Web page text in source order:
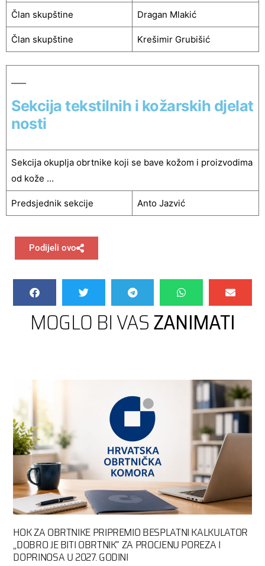
Član skupštine Dragan Mlakić
Član skupštine Krešimir Grubišić
Sekcija tekstilnih i kožarskih djelat
nosti
Sekcija okuplja obrtnike koji se bave kožom i proizvodima
od kože …
Predsjednik sekcije Anto Jazvić
Podijeli ovo
MOGLO BI VASZANIMATI
HOK ZA OBRTNIKE PRIPREMIO BESPLATNI KALKULATOR
„DOBRO JE BITI OBRTNIK“ ZA PROCJENU POREZA I
DOPRINOSA U 2027. GODINI